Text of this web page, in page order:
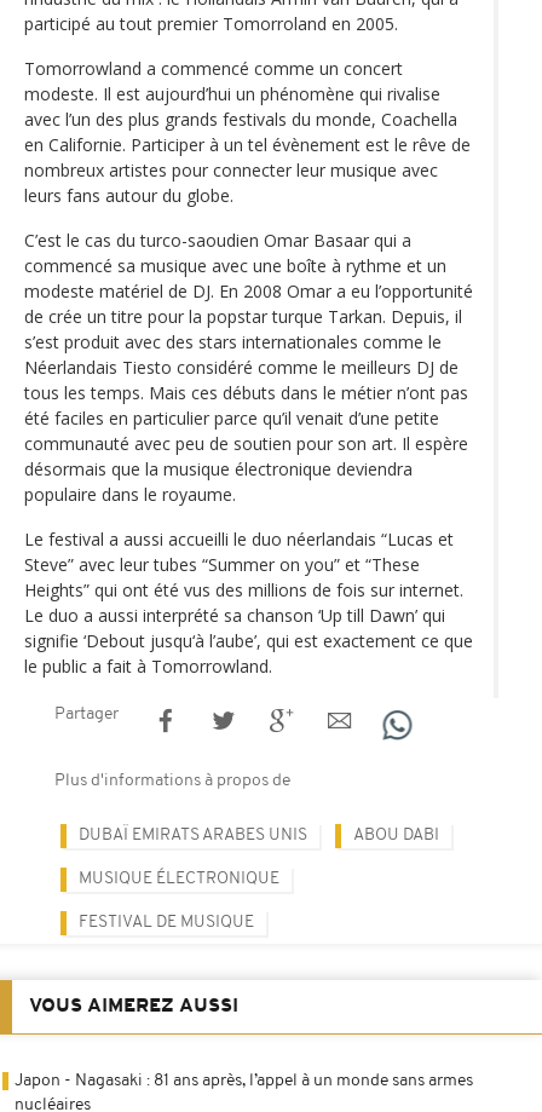
participé au tout premier Tomorroland en 2005.
Tomorrowland a commencé comme un concert
modeste. Il est aujourd’hui un phénomène qui rivalise
avec l’un des plus grands festivals du monde, Coachella
en Californie. Participer à un tel évènement est le rêve de
nombreux artistes pour connecter leur musique avec
leurs fans autour du globe.
C’est le cas du turco-saoudien Omar Basaar qui a
commencé sa musique avec une boîte à rythme et un
modeste matériel de DJ. En 2008 Omar a eu l’opportunité
de crée un titre pour la popstar turque Tarkan. Depuis, il
s’est produit avec des stars internationales comme le
Néerlandais Tiesto considéré comme le meilleurs DJ de
tous les temps. Mais ces débuts dans le métier n’ont pas
été faciles en particulier parce qu’il venait d’une petite
communauté avec peu de soutien pour son art. Il espère
désormais que la musique électronique deviendra
populaire dans le royaume.
Le festival a aussi accueilli le duo néerlandais “Lucas et
Steve” avec leur tubes “Summer on you” et “These
Heights” qui ont été vus des millions de fois sur internet.
Le duo a aussi interprété sa chanson ‘Up till Dawn’ qui
signifie ‘Debout jusqu‘à l’aube’, qui est exactement ce que
le public a fait à Tomorrowland.
Partager
Plus d'informations à propos de
DUBAÏ EMIRATS ARABES UNIS ABOU DABI
MUSIQUE ÉLECTRONIQUE
FESTIVAL DE MUSIQUE
VOUS AIMEREZ AUSSI
Japon - Nagasaki : 81 ans après, l’appel à un monde sans armes
nucléaires